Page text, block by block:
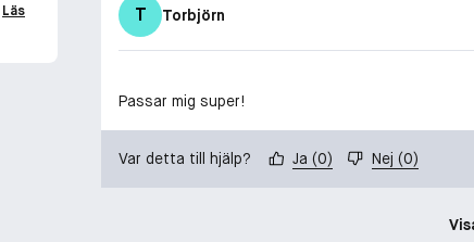
Läs
T Torbjörn
Passar mig super!
Var detta till hjälp? Ja (0) Nej (0)